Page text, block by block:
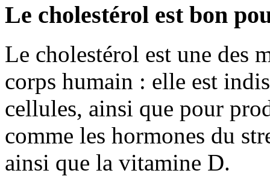
Le cholestérol est bon
Le cholestérol est une des
corps humain : elle est
cellules, ainsi que pour
comme les hormones du
ainsi que la vitamine D.